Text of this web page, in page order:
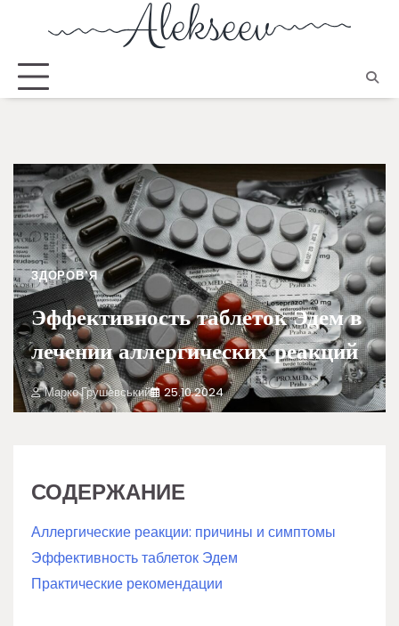
ЗДОРОВ'Я
Эффективность таблеток Эдем в
лечении аллергических реакций
Марко Грушевський 25.10.2024
СОДЕРЖАНИЕ
Аллергические реакции: причины и симптомы
Эффективность таблеток Эдем
Практические рекомендации